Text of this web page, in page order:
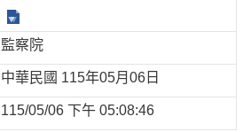
監察院
中華民國 115年05月06日
115/05/06 下午 05:08:46